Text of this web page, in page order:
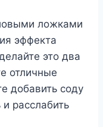
ложками
эффекта
это два
отличные
добавить соду
расслабить